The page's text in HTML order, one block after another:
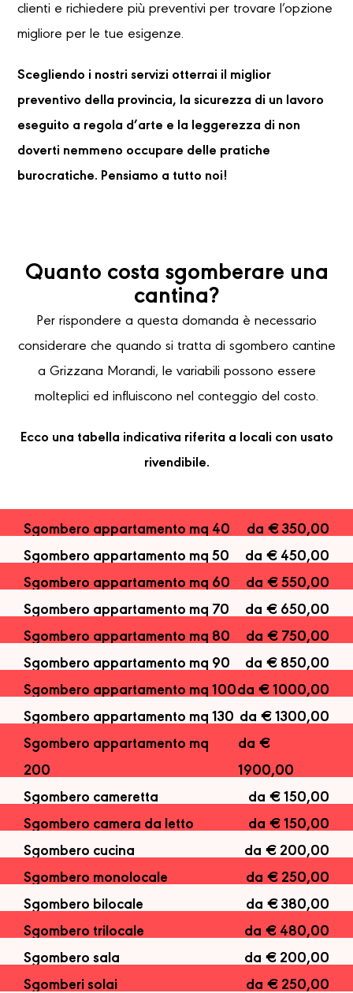
clienti e richiedere più preventivi per trovare l’opzione
migliore per le tue esigenze.
Scegliendo i nostri servizi otterrai il miglior
preventivo della provincia, la sicurezza di un lavoro
eseguito a regola d’arte e la leggerezza di non
doverti nemmeno occupare delle pratiche
burocratiche. Pensiamo a tutto noi!
Quanto costa sgomberare una
cantina?
Per rispondere a questa domanda è necessario
considerare che quando si tratta di sgombero cantine
a Grizzana Morandi, le variabili possono essere
molteplici ed influiscono nel conteggio del costo.
Ecco una tabella indicativa riferita a locali con usato
rivendibile.
Sgombero appartamento mq 40
da € 350,00
Sgombero appartamento mq 50
da € 450,00
Sgombero appartamento mq 60
da € 550,00
Sgombero appartamento mq 70
da € 650,00
Sgombero appartamento mq 80
da € 750,00
Sgombero appartamento mq 90
da € 850,00
Sgombero appartamento mq 100da € 1000,00
Sgombero appartamento mq 130 da € 1300,00
Sgombero appartamento mq
200
da €
1900,00
Sgombero cameretta
da € 150,00
Sgombero camera da letto
da € 150,00
Sgombero cucina
da € 200,00
Sgombero monolocale
da € 250,00
Sgombero bilocale
da € 380,00
Sgombero trilocale
da € 480,00
Sgombero sala
da € 200,00
Sgomberi solai
da € 250,00